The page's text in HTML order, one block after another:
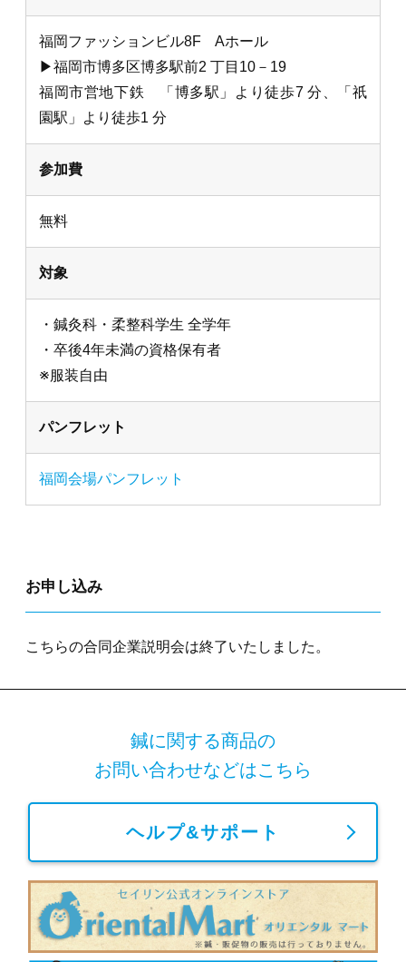
福岡ファッションビル8F Aホール
▶福岡市博多区博多駅前2 丁目10－19
福岡市営地下鉄 「博多駅」より徒歩7 分、「祇
園駅」より徒歩1 分
参加費
無料
対象
・鍼灸科・柔整科学生 全学年
・卒後4年未満の資格保有者
※服装自由
パンフレット
福岡会場パンフレット
お申し込み
こちらの合同企業説明会は終了いたしました。
鍼に関する商品の
お問い合わせなどはこちら
ヘルプ&サポート